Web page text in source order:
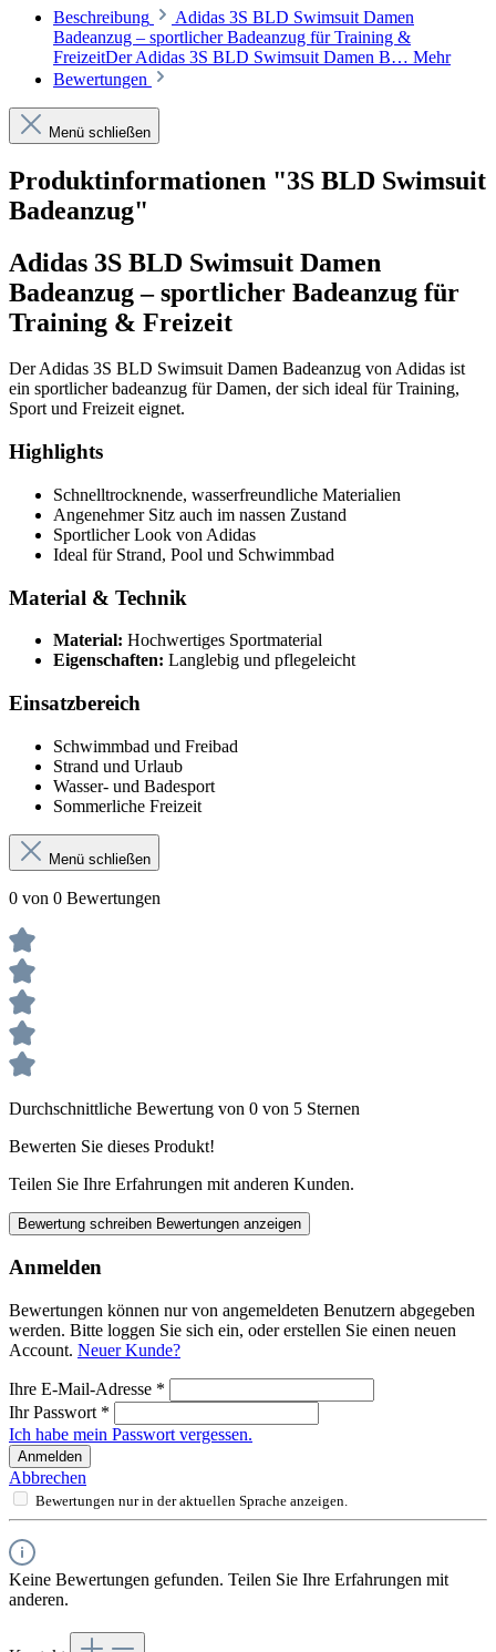
Beschreibung
Adidas 3S BLD Swimsuit Damen
Badeanzug – sportlicher Badeanzug für Training &
FreizeitDer Adidas 3S BLD Swimsuit Damen B… Mehr
Bewertungen
Menü schließen
Produktinformationen "3S BLD Swimsuit
Badeanzug"
Adidas 3S BLD Swimsuit Damen
Badeanzug – sportlicher Badeanzug für
Training & Freizeit
Der Adidas 3S BLD Swimsuit Damen Badeanzug von Adidas ist
ein sportlicher badeanzug für Damen, der sich ideal für Training,
Sport und Freizeit eignet.
Highlights
Schnelltrocknende, wasserfreundliche Materialien
Angenehmer Sitz auch im nassen Zustand
Sportlicher Look von Adidas
Ideal für Strand, Pool und Schwimmbad
Material & Technik
Material: Hochwertiges Sportmaterial
Eigenschaften: Langlebig und pflegeleicht
Einsatzbereich
Schwimmbad und Freibad
Strand und Urlaub
Wasser- und Badesport
Sommerliche Freizeit
Menü schließen
0 von 0 Bewertungen
Durchschnittliche Bewertung von 0 von 5 Sternen
Bewerten Sie dieses Produkt!
Teilen Sie Ihre Erfahrungen mit anderen Kunden.
Bewertung schreiben Bewertungen anzeigen
Anmelden
Bewertungen können nur von angemeldeten Benutzern abgegeben
werden. Bitte loggen Sie sich ein, oder erstellen Sie einen neuen
Account. Neuer Kunde?
Ihre E-Mail-Adresse *
Ihr Passwort *
Ich habe mein Passwort vergessen.
Anmelden
Abbrechen
Bewertungen nur in der aktuellen Sprache anzeigen.
Keine Bewertungen gefunden. Teilen Sie Ihre Erfahrungen mit
anderen.